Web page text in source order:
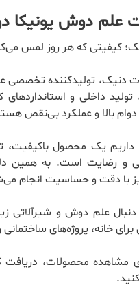
علم دوش یونیکا
کیفیتی که هر روز لمس
دنیک، تولیدکننده تخصصی
تولید داخلی و
بالا و عملکرد بی‌نقص
داریم یک محصول باکیفیت،
و رضایت است. به همین
با دقت و حساسیت انجام
دنبال علم دوش و شیرآلاتی
خانه، پروژه‌های
مشاهده محصولات، دریافت